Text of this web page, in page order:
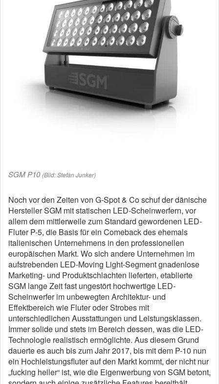
SGM P10 (Bild: Stefan Junker)
Noch vor den Zeiten von G-Spot & Co schuf der dänische
Hersteller SGM mit statischen LED-Scheinwerfern, vor
allem dem mittlerweile zum Standard gewordenen LED-
Fluter P-5, die Basis für ein Comeback des ehemals
italienischen Unternehmens in den professionellen
europäischen Markt. Wo sich andere Unternehmen im
aufstrebenden LED-Moving Light-Segment gnadenlose
Marketing- und Produktschlachten lieferten, etablierte
SGM lange Zeit fast ungestört hochwertige LED-
Scheinwerfer im unbewegten Architektur- und
Effektbereich wie Fluter oder Strobes mit
unterschiedlichen Ausstattungen und Leistungsklassen.
Immer solide und stets im Bereich dessen, was die LED-
Technologie realistisch ermöglichte. Aus diesem Grund
dauerte es auch bis zum Jahr 2017, bis mit dem P-10 nun
ein Hochleistungsfluter auf den Markt kommt, der nicht nur
„fucking heller“ ist, wie die Eigenwerbung von SGM betont,